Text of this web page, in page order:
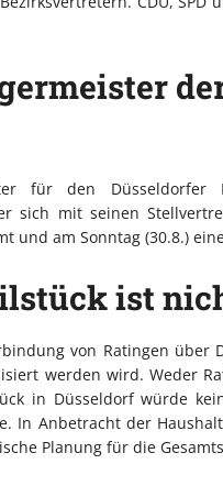
für den
sich mit seinen
und am Sonntag (30.8.)
ist
von Ratingen über
werden wird. Weder
in Düsseldorf würde
In Anbetracht der
Planung für die